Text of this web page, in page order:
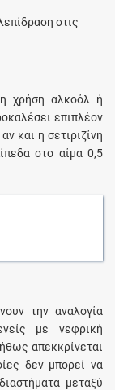
στις
χρήση αλκοόλ ή
επιπλέον
και η σετιριζίνη
στο αίμα 0,5
την αναλογία
με νεφρική
απεκκρίνεται
δεν μπορεί να
μεταξύ